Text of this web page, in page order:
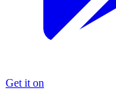
Get it on